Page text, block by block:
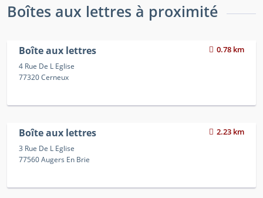
Boîtes aux lettres à proximité
Boîte aux lettres 0.78 km
4 Rue De L Eglise
77320 Cerneux
Boîte aux lettres 2.23 km
3 Rue De L Eglise
77560 Augers En Brie